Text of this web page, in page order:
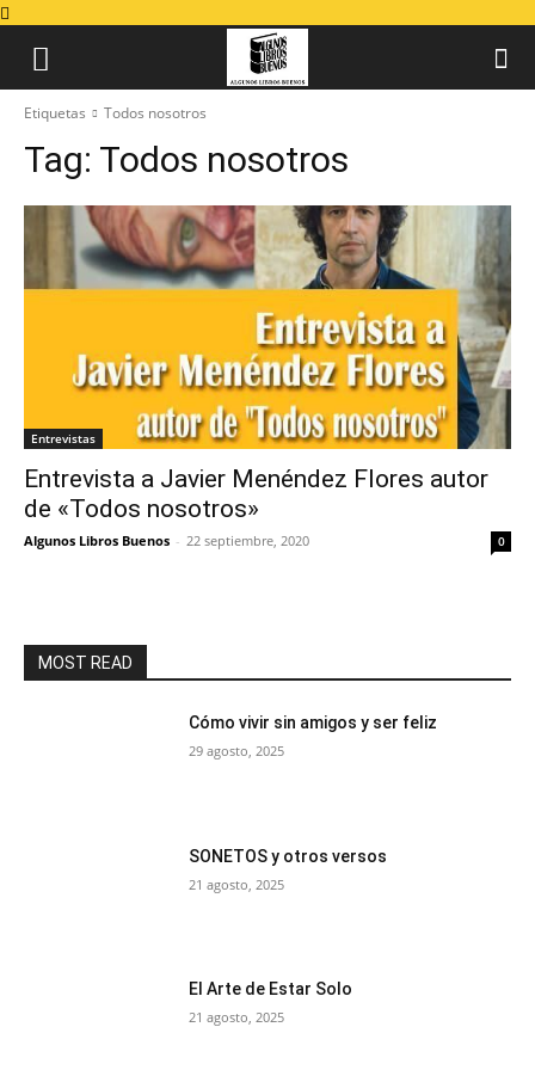
Etiquetas Todos nosotros
Tag: Todos nosotros
Entrevistas
Entrevista a Javier Menéndez Flores autor
de «Todos nosotros»
Algunos Libros Buenos - 22 septiembre, 2020 0
MOST READ
Cómo vivir sin amigos y ser feliz
29 agosto, 2025
SONETOS y otros versos
21 agosto, 2025
El Arte de Estar Solo
21 agosto, 2025